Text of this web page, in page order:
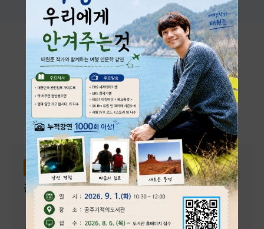
시설대관 및 프로그램
공주시 행복누림에서 진행하는 다양한 프로그램과 대관 시설을
안내합니다.
전체 강좌신청 대관신청
강좌신청 평생학습관
공감 낭독, 표현 스피치